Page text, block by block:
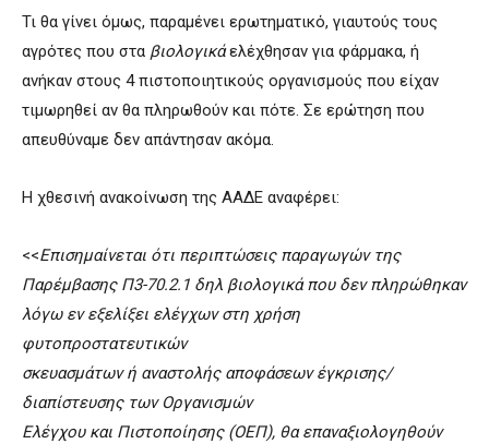
Τι θα γίνει όμως, παραμένει ερωτηματικό, γιαυτούς τους
αγρότες που στα βιολογικάελέχθησαν για φάρμακα, ή
ανήκαν στους 4 πιστοποιητικούς οργανισμούς που είχαν
τιμωρηθεί αν θα πληρωθούν και πότε. Σε ερώτηση που
απευθύναμε δεν απάντησαν ακόμα.
Η χθεσινή ανακοίνωση της ΑΑΔΕ αναφέρει:
<<Επισημαίνεται ότι περιπτώσεις παραγωγών της
Παρέμβασης Π3-70.2.1 δηλ βιολογικά που δεν πληρώθηκαν
λόγω εν εξελίξει ελέγχων στη χρήση
φυτοπροστατευτικών
σκευασμάτων ή αναστολής αποφάσεων έγκρισης/
διαπίστευσης των Οργανισμών
Ελέγχου και Πιστοποίησης (ΟΕΠ), θα επαναξιολογηθούν